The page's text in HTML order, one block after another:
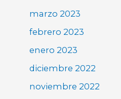
marzo 2023
febrero 2023
enero 2023
diciembre 2022
noviembre 2022